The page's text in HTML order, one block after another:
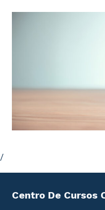
9.4. Conexión con
10.3. Quitar
/
Centro De Cursos